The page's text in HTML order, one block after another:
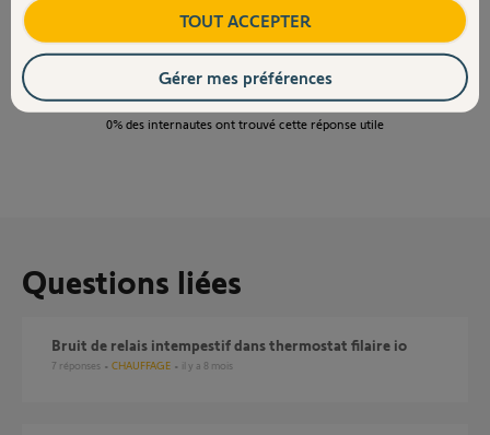
Cette réponse vous a-t-elle aidé ?
NON OUI
0% des internautes ont trouvé cette réponse utile
Questions liées
Bruit de relais intempestif dans thermostat filaire io
7 réponses CHAUFFAGE il y a 8 mois
TOUT ACCEPTER
Gérer mes préférences